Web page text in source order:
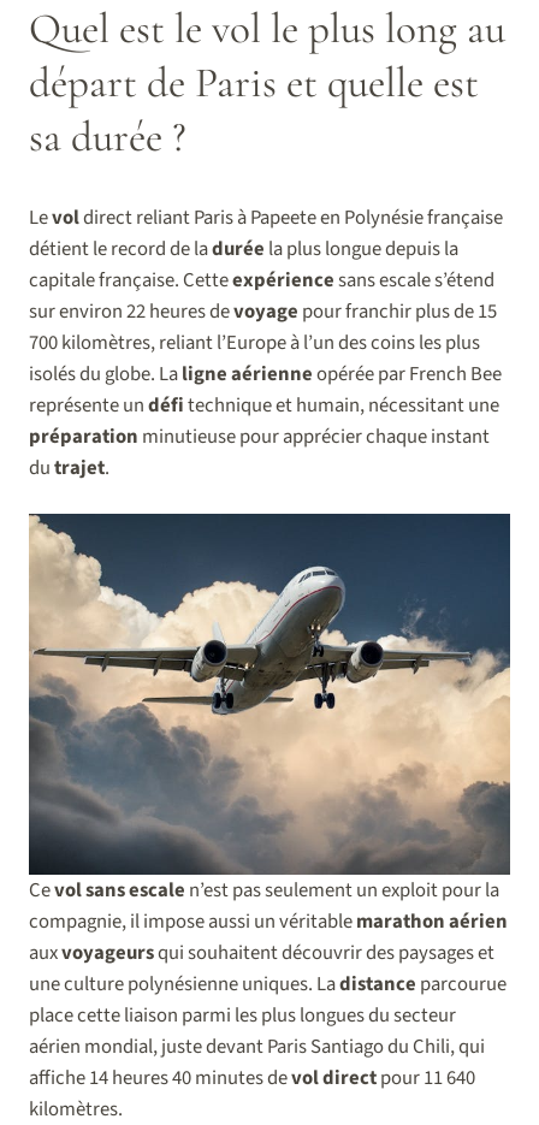
Quel est le vol le plus long au
départ de Paris et quelle est
sa durée ?
Levoldirect reliant Paris à Papeete en Polynésie française
détient le record de ladurée la plus longue depuis la
capitale française. Cetteexpériencesans escale s’étend
sur environ 22 heures devoyage pour franchir plus de 15
700 kilomètres, reliant l’Europe à l’un des coins les plus
isolés du globe. Laligne aérienneopérée par French Bee
représente undéfitechnique et humain, nécessitant une
préparation minutieuse pour apprécier chaque instant
dutrajet.
Cevol sans escale n’est pas seulement un exploit pour la
compagnie, il impose aussi un véritablemarathon aérien
auxvoyageursqui souhaitent découvrir des paysages et
une culture polynésienne uniques. Ladistance parcourue
place cette liaison parmi les plus longues du secteur
aérien mondial, juste devant Paris Santiago du Chili, qui
affiche 14 heures 40 minutes devol directpour 11 640
kilomètres.